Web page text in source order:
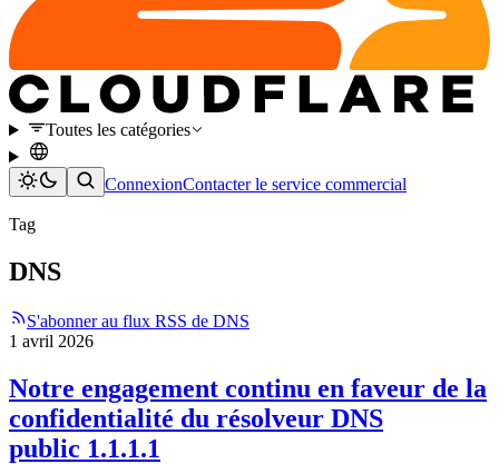
Toutes les catégories
ConnexionContacter le service commercial
Tag
DNS
S'abonner au flux RSS de DNS
1 avril 2026
Notre engagement continu en faveur de la
confidentialité du résolveur DNS
public 1.1.1.1